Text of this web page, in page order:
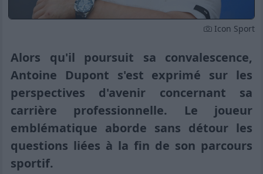
Icon Sport
Alors qu'il poursuit sa convalescence,
Antoine Dupont s'est exprimé sur les
perspectives d'avenir concernant sa
carrière professionnelle. Le joueur
emblématique aborde sans détour les
questions liées à la fin de son parcours
sportif.